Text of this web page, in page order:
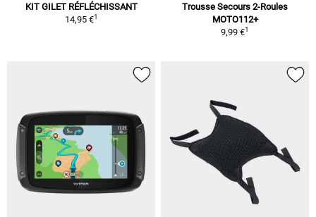
KIT GILET RÉFLÉCHISSANT
14,95 €1
Trousse Secours 2-Roules
MOTO112+
9,99 €1